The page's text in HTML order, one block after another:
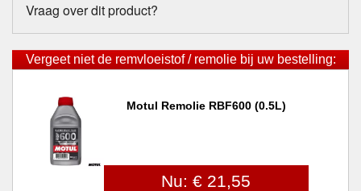
Vraag over dit product?
Vergeet niet de remvloeistof / remolie bij uw bestelling:
Motul Remolie RBF600 (0.5L)
Nu: € 21,55